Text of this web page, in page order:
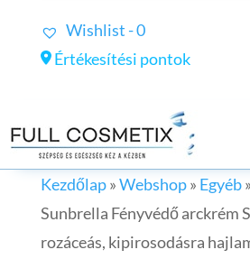
Wishlist -0
Értékesítési pontok
Kezdőlap»Webshop» Egyéb»
Sunbrella Fényvédő arckrém
rozáceás, kipirosodásra